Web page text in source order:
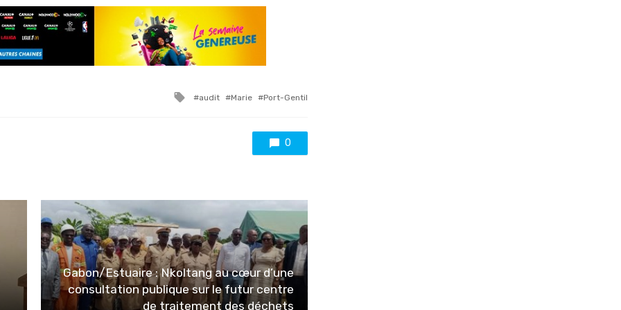
Tagged
audit Marie Port-Gentil
0
Gabon/Estuaire : Nkoltang au cœur d’une
consultation publique sur le futur centre
de traitement des déchets